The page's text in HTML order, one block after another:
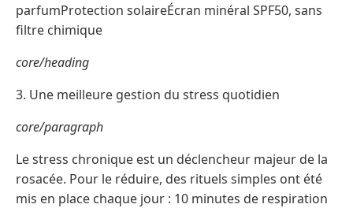
parfumProtection solaireÉcran minéral SPF50, sans
filtre chimique
core/heading
3. Une meilleure gestion du stress quotidien
core/paragraph
Le stress chronique est un déclencheur majeur de la
rosacée. Pour le réduire, des rituels simples ont été
mis en place chaque jour : 10 minutes de respiration